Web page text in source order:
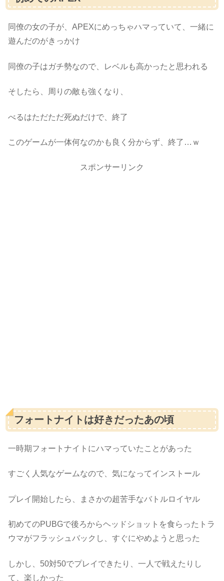
同僚の女の子が、APEXにめっちゃハマっていて、一緒に
遊んだのがきっかけ
同僚の子はガチ勢なので、レベルも高かったと思われる
そしたら、周りの敵も強くなり、
べるはただただ死ぬだけで、終了
このゲームが一体何なのかも良く分からず、終了…ｗ
スポンサーリンク
フォートナイトは好きだったあの頃
一時期フォートナイトにハマっていたことがあった
すごく人気なゲームなので、気になってインストール
プレイ開始したら、まさかの超苦手なバトルロイヤル
初めてのPUBGで後ろからヘッドショットを食らったトラ
ウマがフラッシュバックし、すぐにやめようと思った
しかし、50対50でプレイできたり、一人で戦えたりし
て、楽しかった